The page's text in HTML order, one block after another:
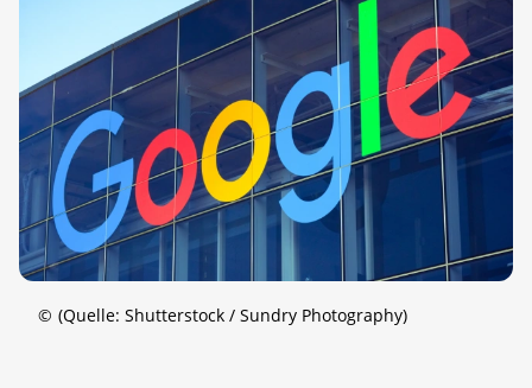
© (Quelle: Shutterstock / Sundry Photography)